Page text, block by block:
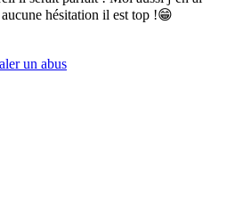
hésitation il est top !😁
un abus